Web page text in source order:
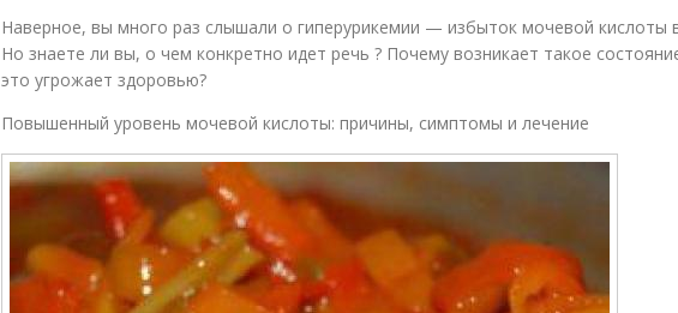
Наверное, вы много раз слышали о гиперурикемии — избыток мочевой кислоты
Но знаете ли вы, о чем конкретно идет речь ? Почему возникает такое
это угрожает здоровью?
Повышенный уровень мочевой кислоты: причины, симптомы и лечение